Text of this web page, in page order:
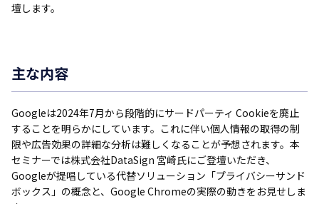
壇します。
主な内容
Googleは2024年7月から段階的にサードパーティ Cookieを廃止
することを明らかにしています。これに伴い個人情報の取得の制
限や広告効果の詳細な分析は難しくなることが予想されます。本
セミナーでは株式会社DataSign 宮崎氏にご登壇いただき、
Googleが提唱している代替ソリューション「プライバシーサンド
ボックス」の概念と、Google Chromeの実際の動きをお見せしま